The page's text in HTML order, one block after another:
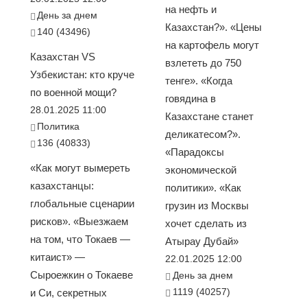
День за днем
140 (43496)
Казахстан VS
Узбекистан: кто круче
по военной мощи?
28.01.2025 11:00
Политика
136 (40833)
«Как могут вымереть
казахстанцы:
глобальные сценарии
рисков». «Выезжаем
на том, что Токаев —
китаист» —
Сыроежкин о Токаеве
и Си, секретных
на нефть и
Казахстан?». «Цены
на картофель могут
взлететь до 750
тенге». «Когда
говядина в
Казахстане станет
деликатесом?».
«Парадоксы
экономической
политики». «Как
грузин из Москвы
хочет сделать из
Атырау Дубай»
22.01.2025 12:00
День за днем
1119 (40257)